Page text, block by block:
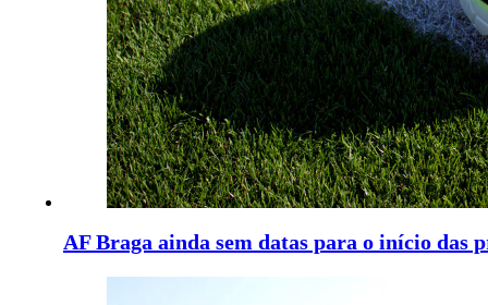
AF Braga ainda sem datas para o início das